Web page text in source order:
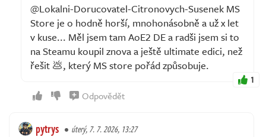
@Lokalni-Dorucovatel-Citronovych-Susenek MS
Store je o hodně horší, mnohonásobně a už x let
v kuse... Měl jsem tam AoE2 DE a radši jsem si to
na Steamu koupil znova a ještě ultimate edici, než
řešit 💩, který MS store pořád způsobuje.
1
Odpovědět
pytrys úterý, 7. 7. 2026, 13:27